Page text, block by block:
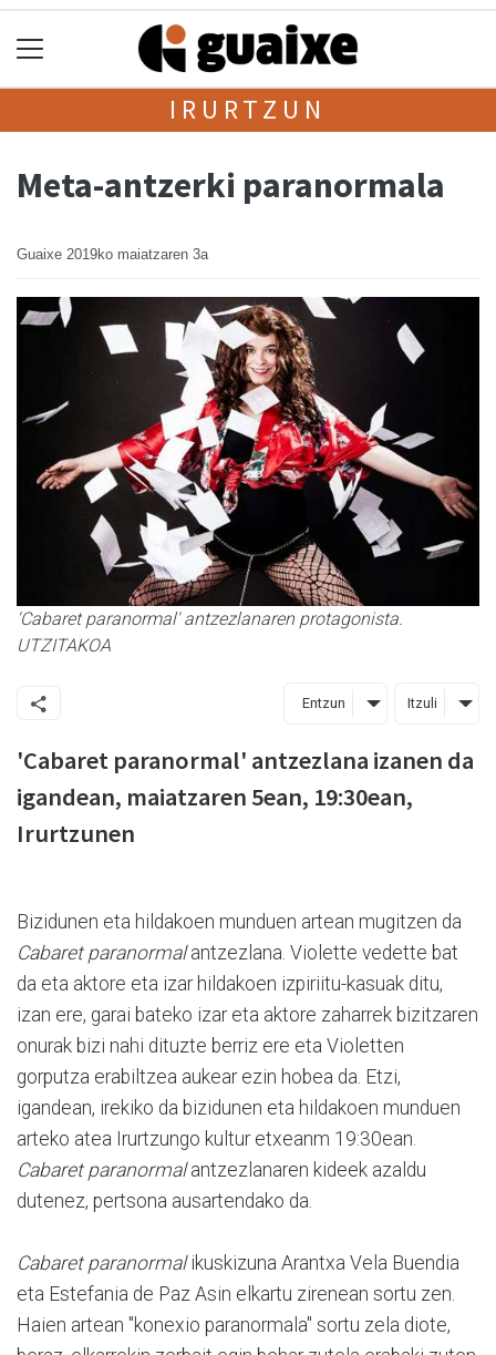
IRURTZUN
Meta-antzerki paranormala
Guaixe 2019ko maiatzaren 3a
'Cabaret paranormal' antzezlanaren protagonista.
UTZITAKOA
Entzun Itzuli
'Cabaret paranormal' antzezlana izanen da
igandean, maiatzaren 5ean, 19:30ean,
Irurtzunen
Bizidunen eta hildakoen munduen artean mugitzen da
Cabaret paranormalantzezlana. Violette vedette bat
da eta aktore eta izar hildakoen izpiriitu-kasuak ditu,
izan ere, garai bateko izar eta aktore zaharrek bizitzaren
onurak bizi nahi dituzte berriz ere eta Violetten
gorputza erabiltzea aukear ezin hobea da. Etzi,
igandean, irekiko da bizidunen eta hildakoen munduen
arteko atea Irurtzungo kultur etxeanm 19:30ean.
Cabaret paranormalantzezlanaren kideek azaldu
dutenez, pertsona ausartendako da.
Cabaret paranormalikuskizuna Arantxa Vela Buendia
eta Estefania de Paz Asin elkartu zirenean sortu zen.
Haien artean "konexio paranormala" sortu zela diote,